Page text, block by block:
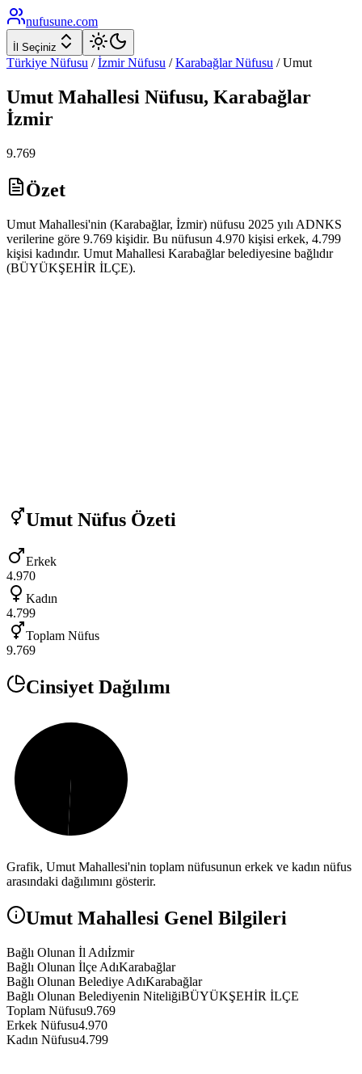
nufusune.com
İl Seçiniz
Türkiye Nüfusu / İzmirNüfusu / KarabağlarNüfusu /Umut
Umut Mahallesi Nüfusu, Karabağlar
İzmir
9.769
Özet
Umut Mahallesi'nin (Karabağlar, İzmir) nüfusu 2025 yılı ADNKS
verilerine göre 9.769 kişidir. Bu nüfusun 4.970 kişisi erkek, 4.799
kişisi kadındır. Umut Mahallesi Karabağlar belediyesine bağlıdır
(BÜYÜKŞEHİR İLÇE).
Umut Nüfus Özeti
Erkek
4.970
Kadın
4.799
Toplam Nüfus
9.769
Cinsiyet Dağılımı
Grafik, Umut Mahallesi'nin toplam nüfusunun erkek ve kadın nüfus
arasındaki dağılımını gösterir.
Umut Mahallesi Genel Bilgileri
Bağlı Olunan İl Adıİzmir
Bağlı Olunan İlçe AdıKarabağlar
Bağlı Olunan Belediye AdıKarabağlar
Bağlı Olunan Belediyenin NiteliğiBÜYÜKŞEHİR İLÇE
Toplam Nüfusu9.769
Erkek Nüfusu4.970
Kadın Nüfusu4.799